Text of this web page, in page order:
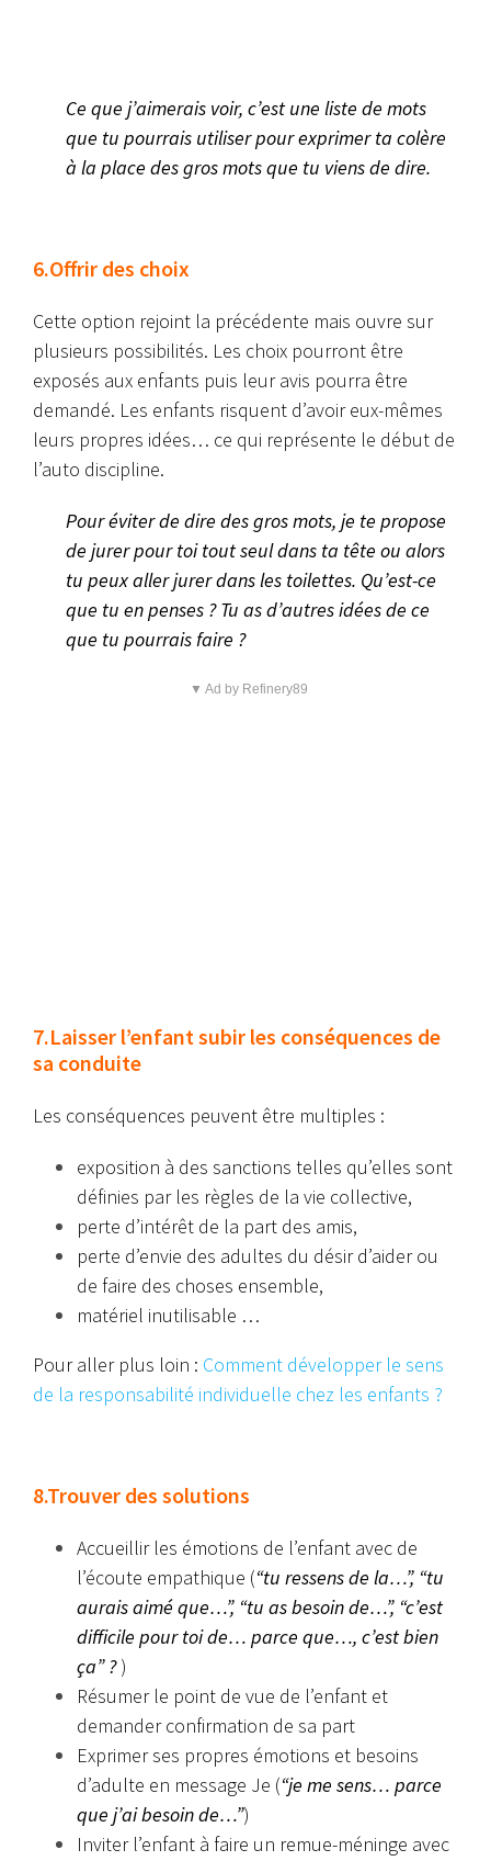
Ce que j’aimerais voir, c’est une liste de mots
que tu pourrais utiliser pour exprimer ta colère
à la place des gros mots que tu viens de dire.
6.Offrir des choix
Cette option rejoint la précédente mais ouvre sur
plusieurs possibilités. Les choix pourront être
exposés aux enfants puis leur avis pourra être
demandé. Les enfants risquent d’avoir eux-mêmes
leurs propres idées… ce qui représente le début de
l’auto discipline.
Pour éviter de dire des gros mots, je te propose
de jurer pour toi tout seul dans ta tête ou alors
tu peux aller jurer dans les toilettes. Qu’est-ce
que tu en penses ? Tu as d’autres idées de ce
que tu pourrais faire ?
▼ Ad by Refinery89
7.Laisser l’enfant subir les conséquences de
sa conduite
Les conséquences peuvent être multiples :
exposition à des sanctions telles qu’elles sont
définies par les règles de la vie collective,
perte d’intérêt de la part des amis,
perte d’envie des adultes du désir d’aider ou
de faire des choses ensemble,
matériel inutilisable …
Pour aller plus loin : Comment développer le sens
de la responsabilité individuelle chez les enfants ?
8.Trouver des solutions
Accueillir les émotions de l’enfant avec de
l’écoute empathique (“tu ressens de la…”, “tu
aurais aimé que…”, “tu as besoin de…”, “c’est
difficile pour toi de… parce que…, c’est bien
ça” ?)
Résumer le point de vue de l’enfant et
demander confirmation de sa part
Exprimer ses propres émotions et besoins
d’adulte en message Je (“je me sens… parce
que j’ai besoin de…”)
Inviter l’enfant à faire un remue-méninge avec